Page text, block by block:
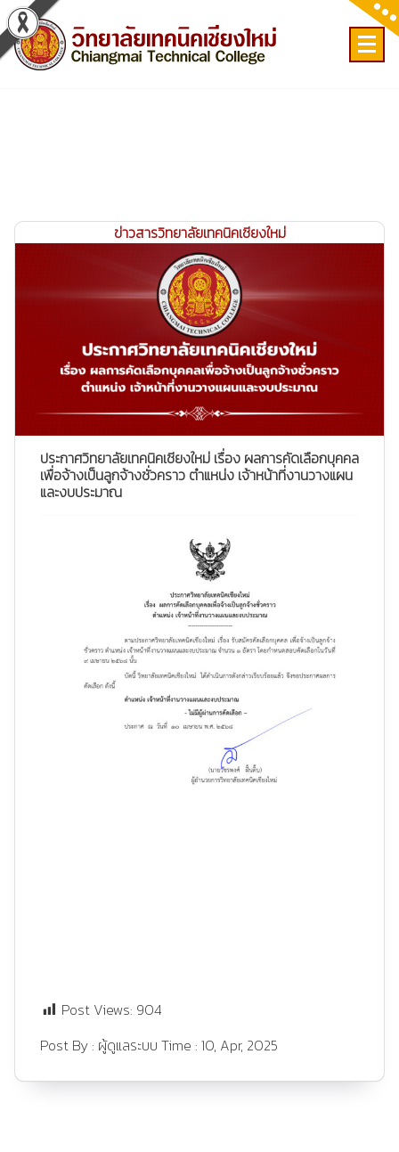
Skip
to
content
ข่าวสารวิทยาลัยเทคนิคเชียงใหม่
ประกาศวิทยาลัยเทคนิคเชียงใหม่ เรื่อง ผลการคัดเลือกบุคคล
เพื่อจ้างเป็นลูกจ้างชั่วคราว ตำแหน่ง เจ้าหน้าที่งานวางแผน
และงบประมาณ
Post Views: 904
Post By : ผู้ดูแลระบบ Time : 10, Apr, 2025